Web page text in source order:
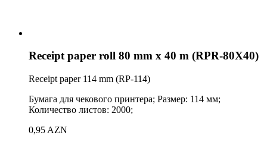
Receipt paper roll 80 mm x 40 m (RPR-80X40)
Receipt paper 114 mm (RP-114)
Бумага для чекового принтера; Размер: 114 мм;
Количество листов: 2000;
0,95 AZN